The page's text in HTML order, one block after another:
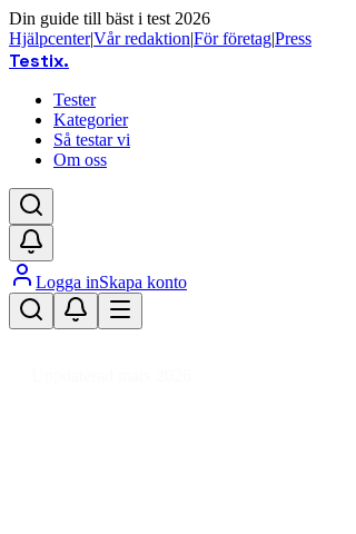
Din guide till bäst i test 2026
Hjälpcenter|Vår redaktion|För företag|Press
Testix.
Tester
Kategorier
Så testar vi
Om oss
Logga inSkapa konto